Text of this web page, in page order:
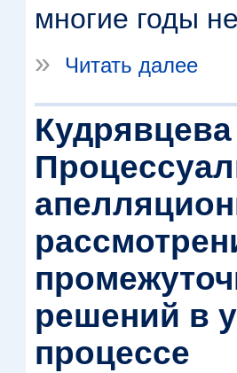
многие годы
»
Читать далее
решений в
процессе